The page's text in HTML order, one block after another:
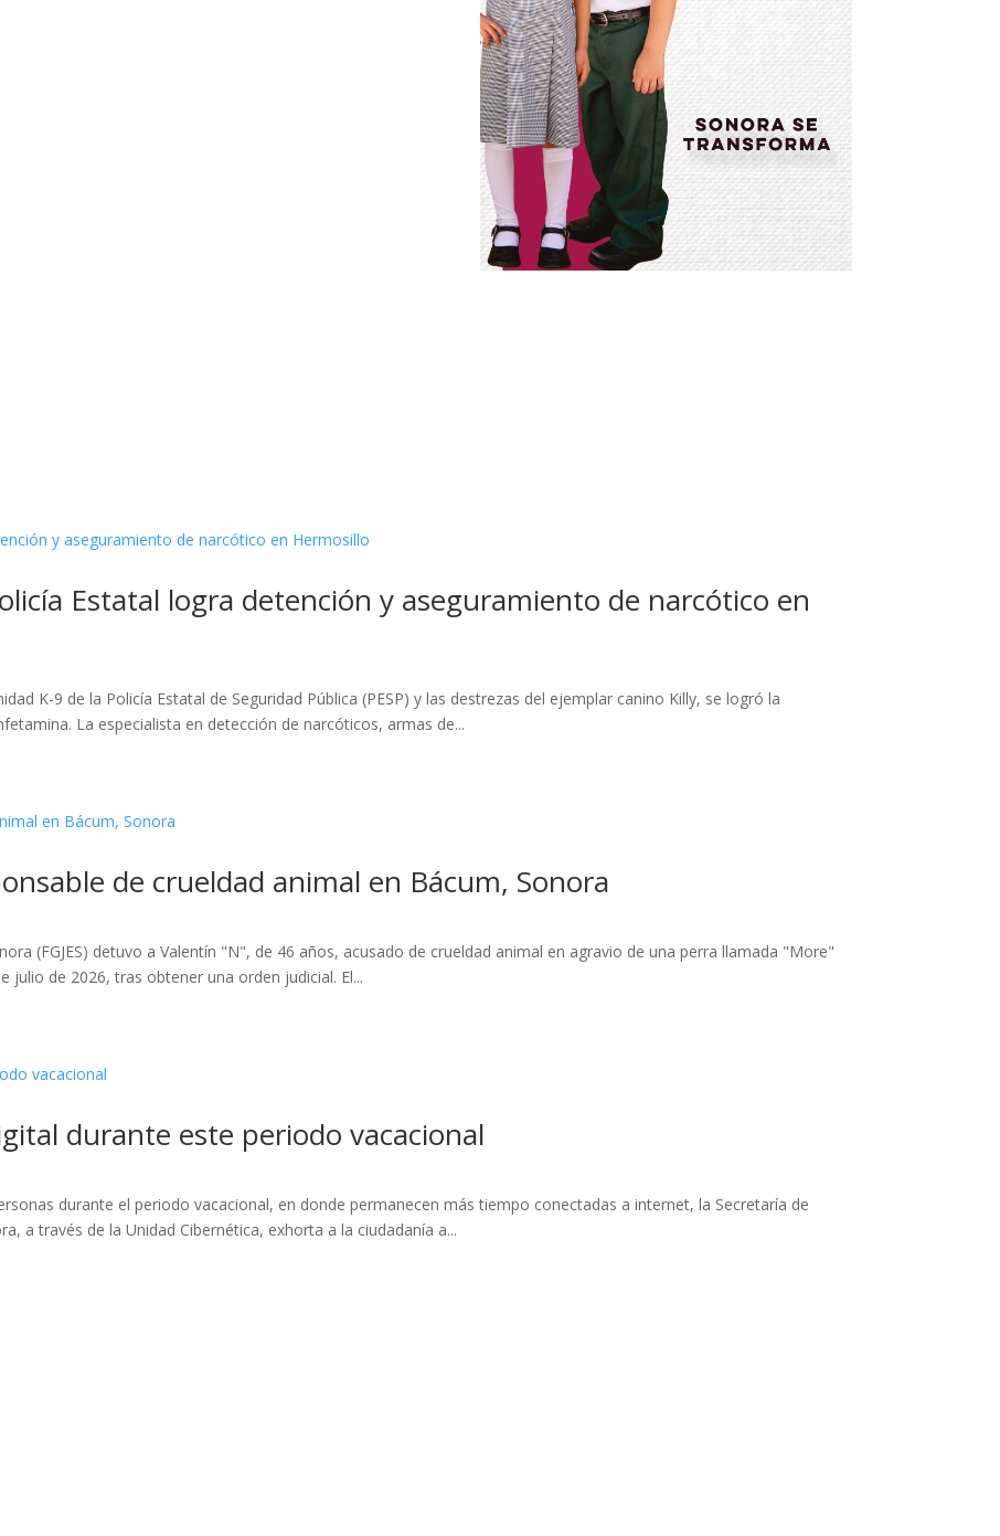
Estatal logra detención y aseguramiento de narcótico en
K-9 de la Policía Estatal de Seguridad Pública (PESP) y las destrezas del ejemplar canino Killy, se logró la
La especialista en detección de narcóticos, armas de...
de crueldad animal en Bácum, Sonora
(FGJES) detuvo a Valentín "N", de 46 años, acusado de crueldad animal en agravio de una perra llamada "More"
julio de 2026, tras obtener una orden judicial. El...
durante este periodo vacacional
durante el periodo vacacional, en donde permanecen más tiempo conectadas a internet, la Secretaría de
a través de la Unidad Cibernética, exhorta a la ciudadanía a...